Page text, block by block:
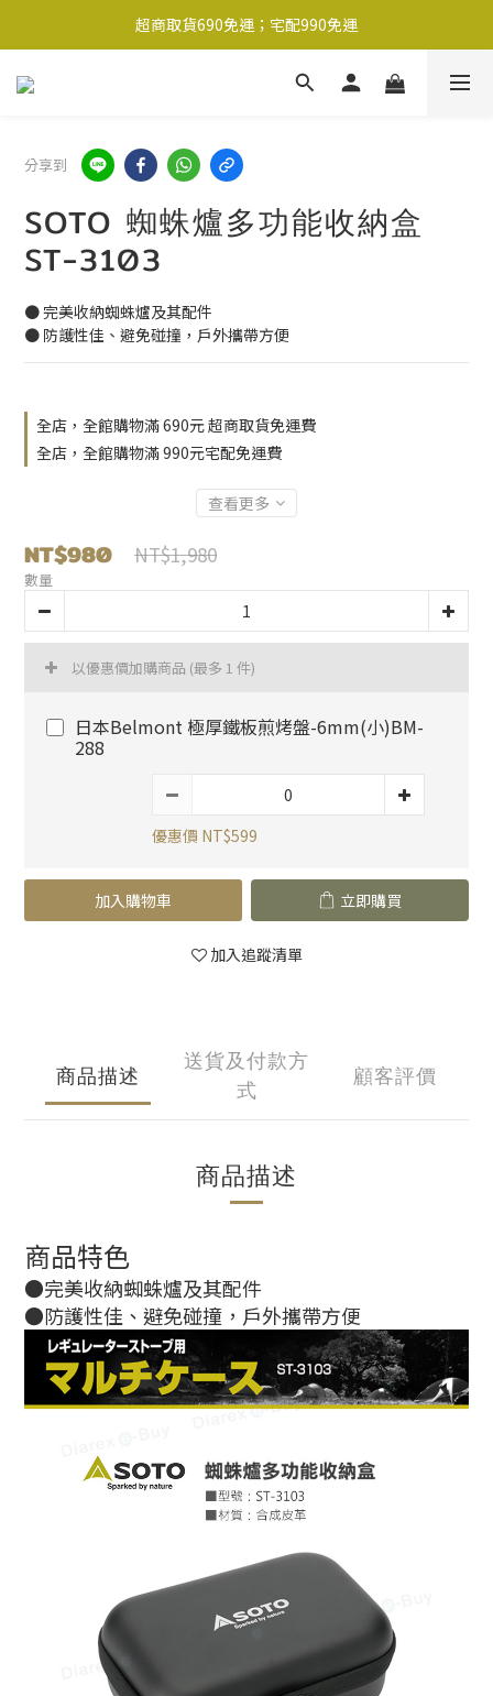
超商取貨690免運；宅配990免運
超商取貨690免運；宅配990免運
1-2工作天內出貨
分享到
SOTO 蜘蛛爐多功能收納盒
ST-3103
● 完美收納蜘蛛爐及其配件
● 防護性佳、避免碰撞，戶外攜帶方便
全店，全館購物滿 690元 超商取貨免運費
全店，全館購物滿 990元宅配免運費
查看更多
NT$980 NT$1,980
數量
以優惠價加購商品 (最多 1 件)
日本Belmont 極厚鐵板煎烤盤-6mm(小)BM-
288
優惠價 NT$599
加入購物車 立即購買
加入追蹤清單
商品描述
送貨及付款方
式
顧客評價
商品描述
商品特色
●完美收納蜘蛛爐及其配件
●防護性佳、避免碰撞，戶外攜帶方便